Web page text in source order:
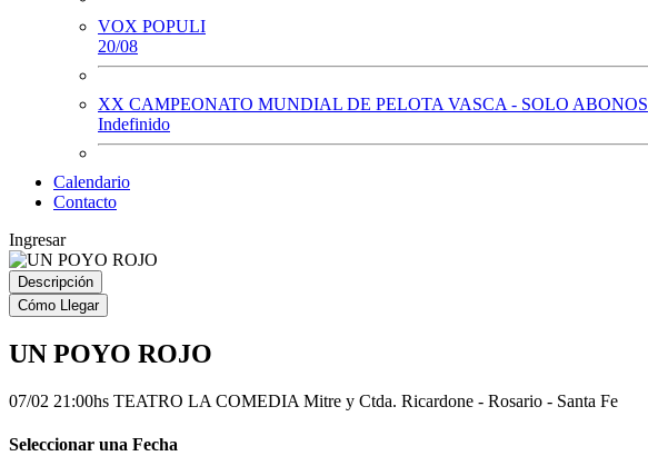
VOX POPULI
20/08
XX CAMPEONATO MUNDIAL DE PELOTA VASCA - SOLO ABONOS
Indefinido
Calendario
Contacto
Ingresar
Descripción
Cómo Llegar
UN POYO ROJO
07/02 21:00hs TEATRO LA COMEDIA Mitre y Ctda. Ricardone - Rosario - Santa Fe
Seleccionar una Fecha